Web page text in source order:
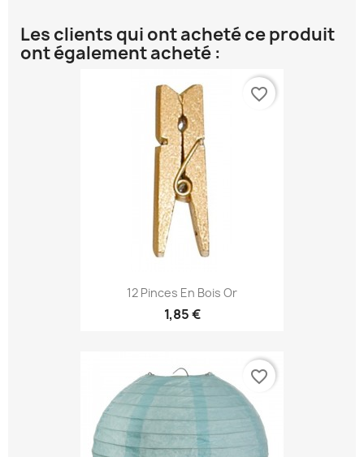
Les clients qui ont acheté ce produit
ont également acheté :
12 Pinces En Bois Or
1,85 €
favorite_border
favorite_border